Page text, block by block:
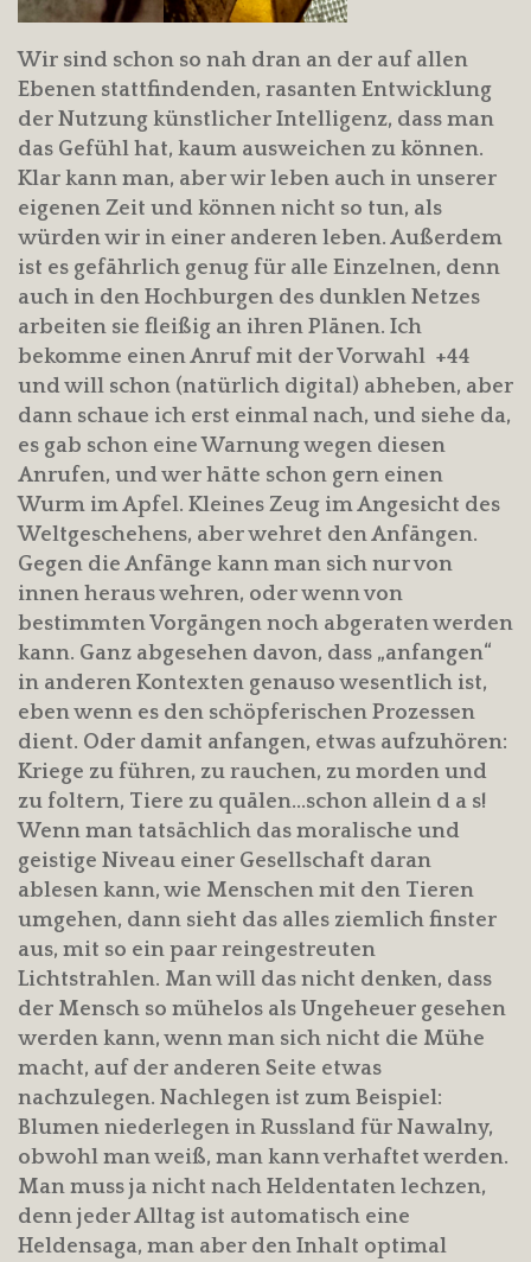
Wir sind schon so nah dran an der auf allen
Ebenen stattfindenden, rasanten Entwicklung
der Nutzung künstlicher Intelligenz, dass man
das Gefühl hat, kaum ausweichen zu können.
Klar kann man, aber wir leben auch in unserer
eigenen Zeit und können nicht so tun, als
würden wir in einer anderen leben. Außerdem
ist es gefährlich genug für alle Einzelnen, denn
auch in den Hochburgen des dunklen Netzes
arbeiten sie fleißig an ihren Plänen. Ich
bekomme einen Anruf mit der Vorwahl +44
und will schon (natürlich digital) abheben, aber
dann schaue ich erst einmal nach, und siehe da,
es gab schon eine Warnung wegen diesen
Anrufen, und wer hätte schon gern einen
Wurm im Apfel. Kleines Zeug im Angesicht des
Weltgeschehens, aber wehret den Anfängen.
Gegen die Anfänge kann man sich nur von
innen heraus wehren, oder wenn von
bestimmten Vorgängen noch abgeraten werden
kann. Ganz abgesehen davon, dass „anfangen“
in anderen Kontexten genauso wesentlich ist,
eben wenn es den schöpferischen Prozessen
dient. Oder damit anfangen, etwas aufzuhören:
Kriege zu führen, zu rauchen, zu morden und
zu foltern, Tiere zu quälen…schon allein d a s!
Wenn man tatsächlich das moralische und
geistige Niveau einer Gesellschaft daran
ablesen kann, wie Menschen mit den Tieren
umgehen, dann sieht das alles ziemlich finster
aus, mit so ein paar reingestreuten
Lichtstrahlen. Man will das nicht denken, dass
der Mensch so mühelos als Ungeheuer gesehen
werden kann, wenn man sich nicht die Mühe
macht, auf der anderen Seite etwas
nachzulegen. Nachlegen ist zum Beispiel:
Blumen niederlegen in Russland für Nawalny,
obwohl man weiß, man kann verhaftet werden.
Man muss ja nicht nach Heldentaten lechzen,
denn jeder Alltag ist automatisch eine
Heldensaga, man aber den Inhalt optimal